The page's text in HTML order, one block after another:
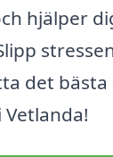
hjälper
det